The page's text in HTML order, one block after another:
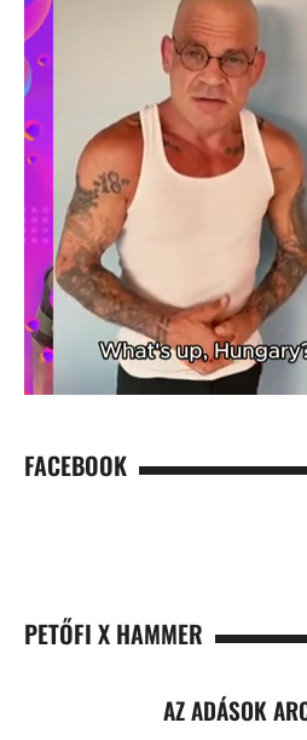
FACEBOOK
PETŐFI X HAMMER
AZ ADÁSOK